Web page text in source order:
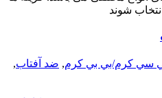
شوند
سي كرم/بي بي كرم, ضد آفتاب,